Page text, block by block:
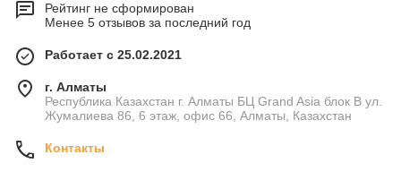
Рейтинг не сформирован
Менее 5 отзывов за последний год
Работает с 25.02.2021
г. Алматы
Республика Казахстан г. Алматы БЦ Grand Asia блок B ул.
Жумалиева 86, 6 этаж, офис 66, Алматы, Казахстан
Контакты